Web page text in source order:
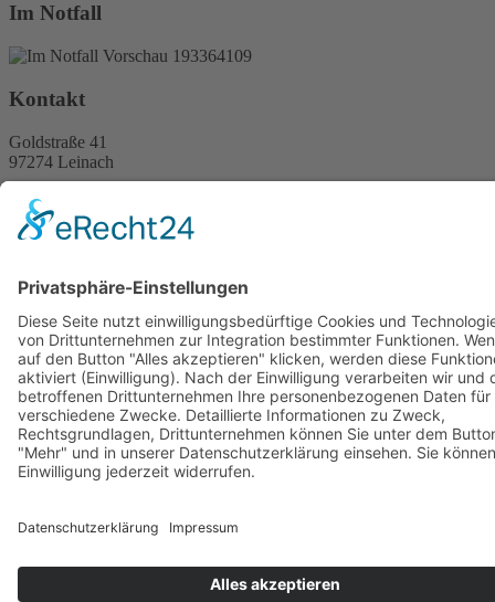
Im Notfall
Kontakt
Goldstraße 41
97274 Leinach
09364.8080-20
info@ff-oberleinach.de
© FFw Oberleinach 2026
Mobile Menu Toggle
Startseite
Termine
Aktive Wehr
Verein
Oldtimer